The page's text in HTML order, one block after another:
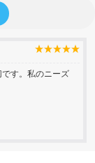
す。私のニーズ